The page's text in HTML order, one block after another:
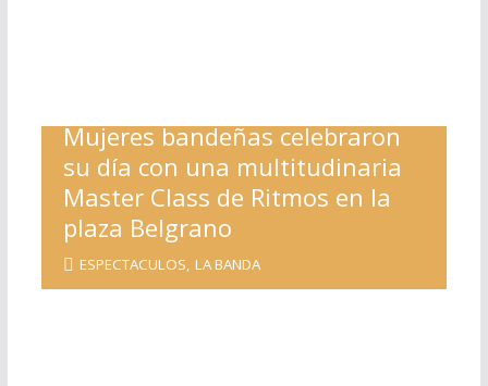
Mujeres bandeñas celebraron
su día con una multitudinaria
Master Class de Ritmos en la
plaza Belgrano
ESPECTACULOS, LA BANDA